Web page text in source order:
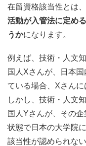
在留資格該当性とは
活動が入管法に定め
うかになります。
例えば、技術・人文
国人Xさんが、日本
ている場合、Xさんに
しかし、技術・人文
国人Yさんが、その
状態で日本の大学院
該当性が認められな